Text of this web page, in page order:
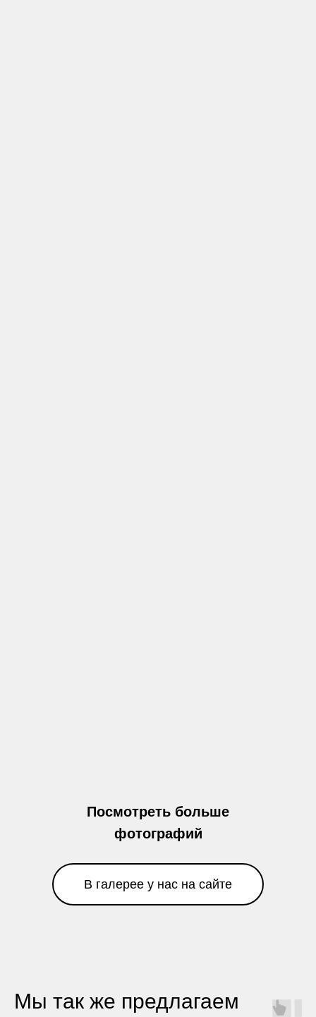
Посмотреть больше
фотографий
В галерее у нас на сайте
Мы так же предлагаем